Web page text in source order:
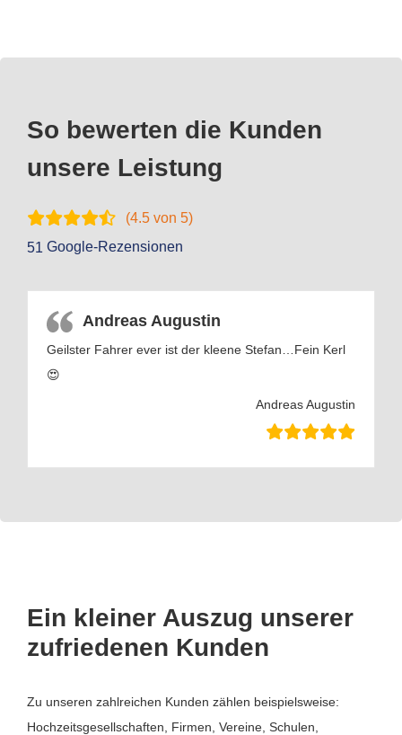
So bewerten die Kunden
unsere Leistung
(4.5 von 5)
51 Google-Rezensionen
Andreas Augustin
Geilster Fahrer ever ist der kleene Stefan…Fein Kerl
😍
Andreas Augustin
Ein kleiner Auszug unserer
zufriedenen Kunden
Zu unseren zahlreichen Kunden zählen beispielsweise:
Hochzeitsgesellschaften, Firmen, Vereine, Schulen,